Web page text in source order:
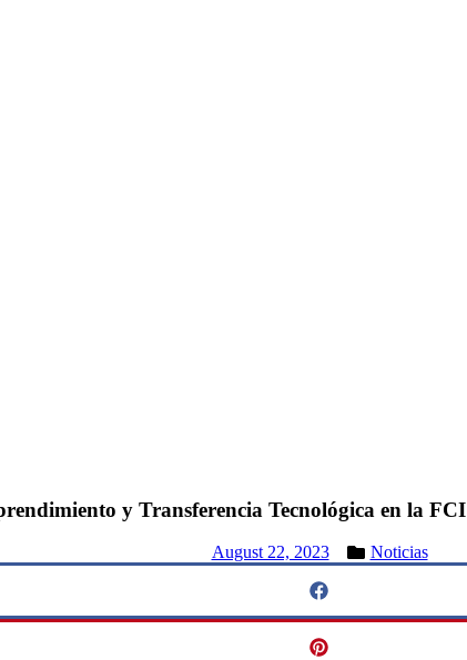
y Transferencia Tecnológica en la FCI
August 22, 2023 Noticias